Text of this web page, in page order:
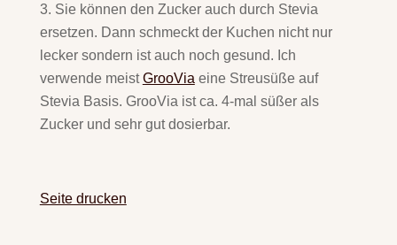
Sie können den Zucker auch durch Stevia
ersetzen. Dann schmeckt der Kuchen nicht nur
lecker sondern ist auch noch gesund. Ich
verwende meistGrooVia eine Streusüße auf
Stevia Basis. GrooVia ist ca. 4-mal süßer als
Zucker und sehr gut dosierbar.
Seite drucken